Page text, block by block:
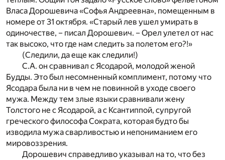
Власа Дорошевича «Софья Андреевна», помещенным в
номере от 31 октября. «Старый лев ушел умирать в
одиночестве, – писал Дорошевич. – Орел улетел от нас
так высоко, что где нам следить за полетом его?!»
(Следили, да еще как следили!)
С.А. он сравнивал с Ясодарой, молодой женой
Будды. Это был несомненный комплимент, потому что
Ясодара была ни в чем не повинной в уходе своего
мужа. Между тем злые языки сравнивали жену
Толстого не с Ясодарой, а с Ксантиппой, супругой
греческого философа Сократа, которая будто бы
изводила мужа сварливостью и непониманием его
мировоззрения.
Дорошевич справедливо указывал на то, что без